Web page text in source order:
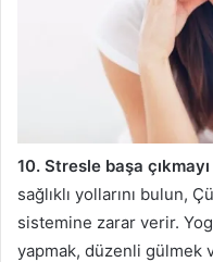
10. Stresle başa
sağlıklı yollarını bulun,
sistemine zarar verir.
yapmak, düzenli gülmek